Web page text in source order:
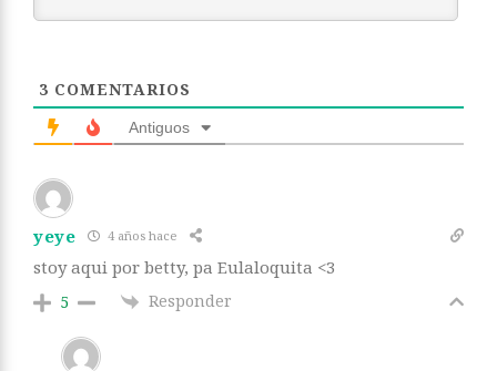
3 COMENTARIOS
Antiguos
yeye 4 años hace
stoy aqui por betty, pa Eulaloquita <3
5 Responder